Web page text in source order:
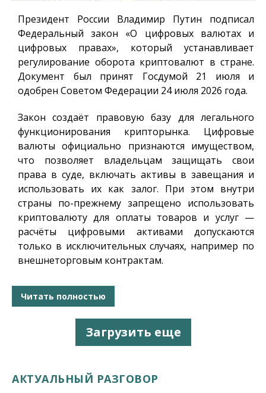
Президент России Владимир Путин подписал
Федеральный закон «О цифровых валютах и
цифровых правах», который устанавливает
регулирование оборота криптовалют в стране.
Документ был принят Госдумой 21 июля и
одобрен Советом Федерации 24 июля 2026 года.
Закон создаёт правовую базу для легального
функционирования крипторынка. Цифровые
валюты официально признаются имуществом,
что позволяет владельцам защищать свои
права в суде, включать активы в завещания и
использовать их как залог. При этом внутри
страны по-прежнему запрещено использовать
криптовалюту для оплаты товаров и услуг —
расчёты цифровыми активами допускаются
только в исключительных случаях, например по
внешнеторговым контрактам.
Читать полностью
Загрузить еще
АКТУАЛЬНЫЙ РАЗГОВОР